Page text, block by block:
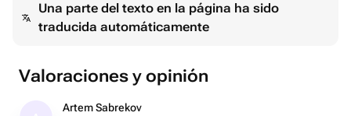
надпись, например, С днем рождения, малыш! или Мы
тебя любим, малышка!
Una parte del texto en la página ha sido
traducida automáticamente
Valoraciones y opinión
Artem Sabrekov